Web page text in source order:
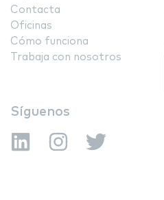
Contacta
Oficinas
Cómo funciona
Trabaja con nosotros
Síguenos